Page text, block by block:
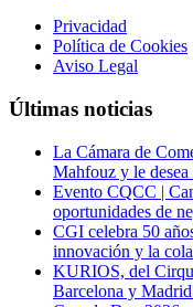
Privacidad
Política de Cookies
Aviso Legal
Últimas noticias
La Cámara de
Mahfouz y le desea
Evento CQCC |
oportunidades de
CGI celebra 50
innovación y la
KURIOS, del
Barcelona y